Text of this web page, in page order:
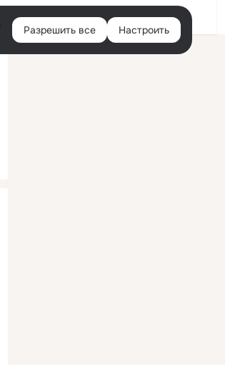
Войти
Разрешить все Настроить